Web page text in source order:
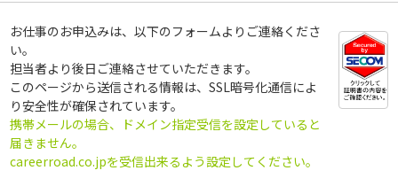
お仕事のお申込みは、以下のフォームよりご連絡くださ
い。
担当者より後日ご連絡させていただきます。
このページから送信される情報は、SSL暗号化通信によ
り安全性が確保されています。
携帯メールの場合、ドメイン指定受信を設定していると
届きません。
careerroad.co.jpを受信出来るよう設定してください。